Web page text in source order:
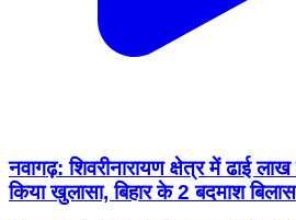
नवागढ़: शिवरीनारायण क्षेत्र में ढाई
किया खुलासा, बिहार के 2 बदमाश